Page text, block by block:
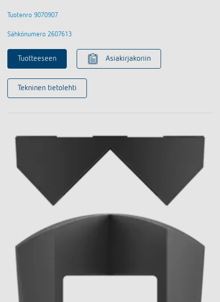
Tuotenro 9070907
Sähkönumero 2607613
Tuotteeseen Asiakirjakoriin
Tekninen tietolehti